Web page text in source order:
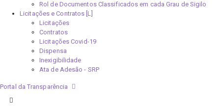
Rol de Documentos Classificados em cada Grau de Sigilo
Licitações e Contratos [L]
Licitações
Contratos
Licitações Covid-19
Dispensa
Inexigibilidade
Ata de Adesão - SRP
Portal da Transparência